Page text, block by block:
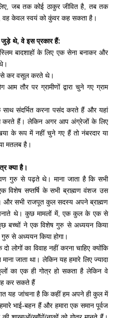
जब तक कोई ठाकुर जीवित है, तब तक
वह केवल स्वयं को कुंवर कह सकता है।
जुड़े थे, वे इस प्रकार हैं:
बादशाहों के लिए एक सेना बनाकर और
से कर वसूल करते थे।
आम तौर पर ग्रामीणों द्वारा चुने गए ग्राम
संदर्भित करना पसंद करते हैं और यहां
करते हैं। लेकिन अगर आप अंग्रेजों के लिए
के रूप में नहीं चुने गए हैं तो नंबरदार या
मतलब है।
क्या है।
गुरु से पढ़ते थे। माना जाता है कि सभी
विशेष सप्तर्षि के सभी ब्राह्मण वंशज उस
और सभी राजपूत कुल सदस्य अपने ब्राह्मण
थे। कुछ मामलों में, एक कुल के एक से
बच्चों ने एक विशेष गुरु से अध्ययन किया
से अध्ययन किया होगा।
लोगों का विवाह नहीं करना चाहिए क्योंकि
जाता था। लेकिन यह हमारे लिए ज्यादा
का एक ही गोत्र हो सकता है लेकिन वे
कर सकते हैं
यह जांचना है कि कहीं हम अपने ही कुल में
भाई-बहन हैं और हमारा एक समान पूर्वज